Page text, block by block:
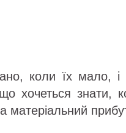
коли їх мало, і
хочеться знати,